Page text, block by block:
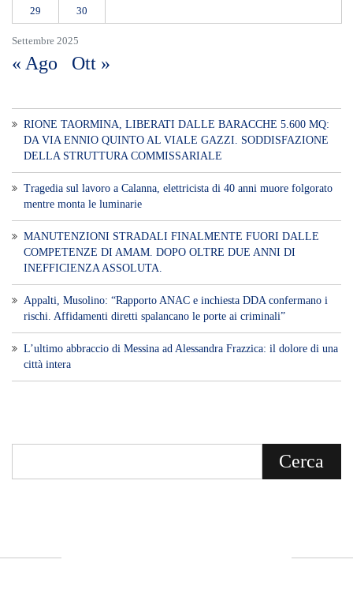
Settembre 2025
29 30
« Ago Ott »
RIONE TAORMINA, LIBERATI DALLE BARACCHE 5.600 MQ:
DA VIA ENNIO QUINTO AL VIALE GAZZI. SODDISFAZIONE
DELLA STRUTTURA COMMISSARIALE
Tragedia sul lavoro a Calanna, elettricista di 40 anni muore folgorato
mentre monta le luminarie
MANUTENZIONI STRADALI FINALMENTE FUORI DALLE
COMPETENZE DI AMAM. DOPO OLTRE DUE ANNI DI
INEFFICIENZA ASSOLUTA.
​Appalti, Musolino: “Rapporto ANAC e inchiesta DDA confermano i
rischi. Affidamenti diretti spalancano le porte ai criminali”
L’ultimo abbraccio di Messina ad Alessandra Frazzica: il dolore di una
città intera